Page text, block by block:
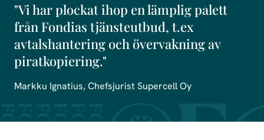
"Vi har plockat ihop en lämplig palett
från Fondias tjänsteutbud, t.ex
avtalshantering och övervakning av
piratkopiering."
Markku Ignatius, Chefsjurist Supercell Oy